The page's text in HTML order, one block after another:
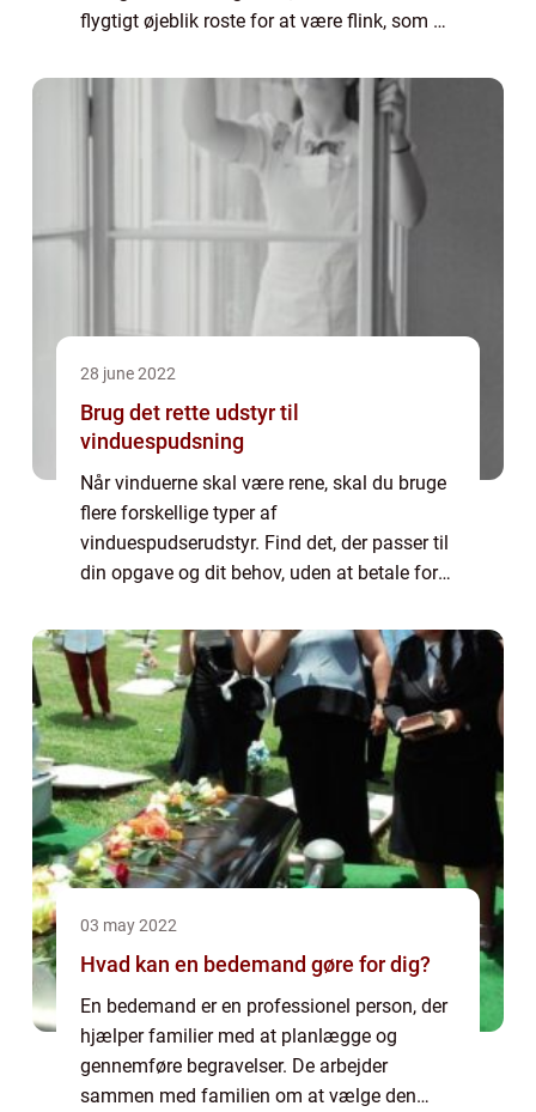
flygtigt øjeblik roste for at være flink, som du
tænke sig den. Egentlig er det ogs...
28 june 2022
Brug det rette udstyr til
vinduespudsning
Når vinduerne skal være rene, skal du bruge
flere forskellige typer af
vinduespudserudstyr. Find det, der passer til
din opgave og dit behov, uden at betale for
afsindigt irriterende, hvis efter at have
pudset ...
03 may 2022
Hvad kan en bedemand gøre for dig?
En bedemand er en professionel person, der
hjælper familier med at planlægge og
gennemføre begravelser. De arbejder
sammen med familien om at vælge den